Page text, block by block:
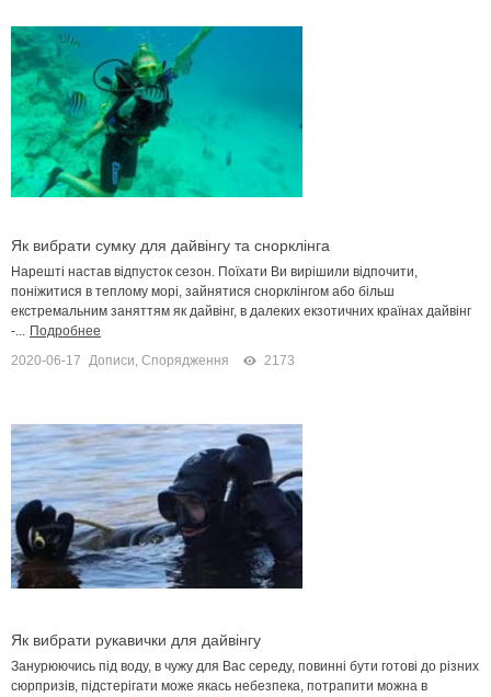
Як вибрати сумку для дайвінгу та снорклінга
Нарешті настав відпусток сезон. Поїхати Ви вирішили відпочити,
поніжитися в теплому морі, зайнятися снорклінгом або більш
екстремальним заняттям як дайвінг, в далеких екзотичних країнах дайвінг
-... Подробнее
2020-06-17 Дописи, Спорядження 2173
Як вибрати рукавички для дайвінгу
Занурюючись під воду, в чужу для Вас середу, повинні бути готові до різних
сюрпризів, підстерігати може якась небезпека, потрапити можна в